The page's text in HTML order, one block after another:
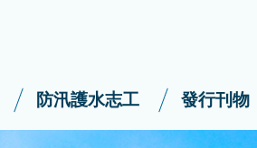
防汛護水志工 發行刊物